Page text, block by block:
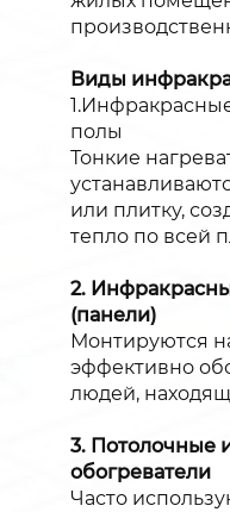
Виды
полы
Тонкие
или плитку,
тепло по всей
2.
(панели)
Монтируются
эффективно
людей,
3. Потолочные
обогреватели
Часто